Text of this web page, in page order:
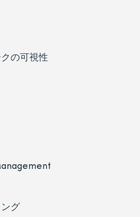
の可視性
グ